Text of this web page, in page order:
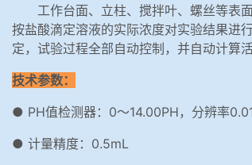
工作台面、立柱、搅拌叶、螺丝等表
按盐酸滴定溶液的实际浓度对实验结果进
定，试验过程全部自动控制，并自动计算
技术参数：
● PH值检测器：0～14.00PH，分辨率
● 计量精度：0.5mL